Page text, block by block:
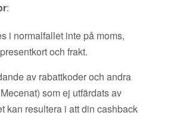
:
i normalfallet inte på moms,
och frakt.
av rabattkoder och andra
som ej utfärdats av
kan resultera i att din cashback